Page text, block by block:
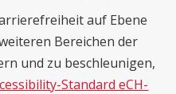
auf Ebene
Bereichen der
und zu beschleunigen,
Standard eCH-